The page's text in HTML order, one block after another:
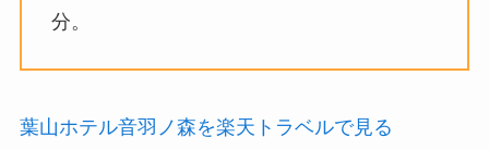
分。
葉山ホテル音羽ノ森を楽天トラベルで見る